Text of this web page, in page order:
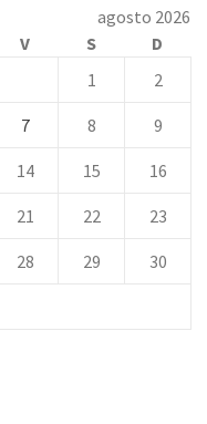
agosto 2026
V S
D
1
2
7 8 9
14 15 16
21 22 23
28 29 30